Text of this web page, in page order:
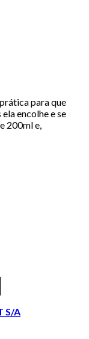
para que
encolhe e se
200ml e,
S/A